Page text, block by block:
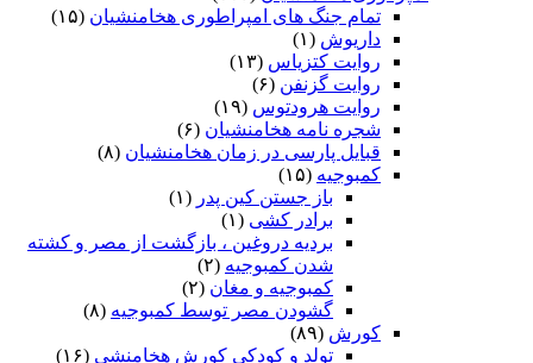
تمام جنگ های امپراطوری هخامنشیان (۱۵)
داریوش (۱)
روایت کتزیاس (۱۳)
روایت گزنفن (۶)
روایت هرودتوس (۱۹)
شجره نامه هخامنشیان (۶)
قبایل پارسی در زمان هخامنشیان (۸)
کمبوجیه (۱۵)
باز جستن کین پدر (۱)
برادر کشی (۱)
بردیه دروغین ، بازگشت از مصر و کشته
شدن کمبوجیه (۲)
کمبوجیه و مغان (۲)
گشودن مصر توسط کمبوجیه (۸)
کورش (۸۹)
تولد و کودکی کورش هخامنشی (۱۶)